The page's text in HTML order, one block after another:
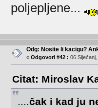
poljepljene...
Odg: Nosite li kacigu?
« Odgovori #42 : 06
Citat: Miroslav
....čak i kad ju